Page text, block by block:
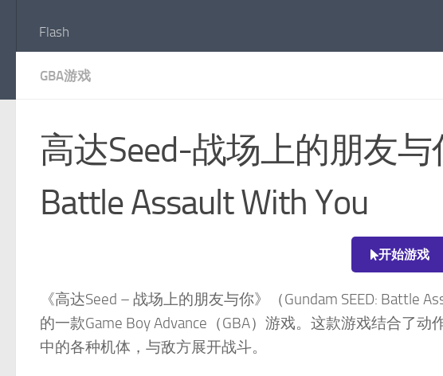
Flash
GBA游戏
高达Seed-战场上的朋友与
Battle Assault With You
开始游戏
《高达Seed – 战场上的朋友与你》（Gundam SEED: Battle
的一款Game Boy Advance（GBA）游戏。这款游戏结合了动
中的各种机体，与敌方展开战斗。